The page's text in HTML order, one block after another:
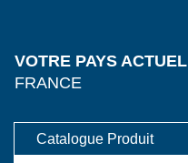
VOTRE PAYS ACTUEL
FRANCE
Catalogue Produit